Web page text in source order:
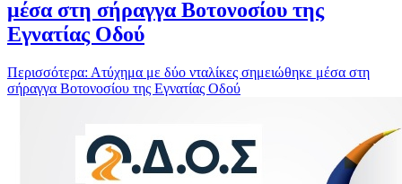
μέσα στη σήραγγα Βοτονοσίου της
Εγνατίας Οδού
Περισσότερα: Ατύχημα με δύο νταλίκες σημειώθηκε μέσα στη
σήραγγα Βοτονοσίου της Εγνατίας Οδού